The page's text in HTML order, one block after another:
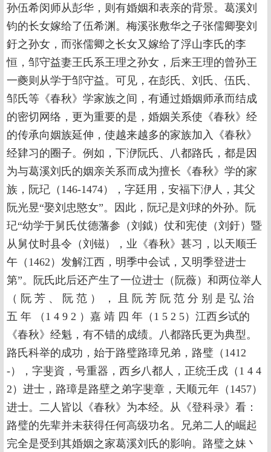
孙伍希闵师从彭华，则有婚姻和表亲的背景。葛溪刘
钧的长女嫁给了伍希渊。梅溪张敷华之子张儒卿娶刘
釪之孙女，而张儒卿之长女又嫁给了浮山李氏的李
恒，邹守益妻王氏系王理之孙女，后来王理的曾孙王
一夔则从学于邹守益。可见，在彭氏、刘氏、伍氏、
邹氏等《春秋》学家族之间，有通过婚姻师承而结成
的密切网络，更为重要的是，婚姻关系使《春秋》经
的传承向姻族延伸，使越来越多的家族加入《春秋》
经肄习的圈子。例如，下洢阮氏、八都路氏，都是因
为与葛溪刘氏的姻亲关系而成为擅长《春秋》学的家
族，阮玘（146-1474），字廷用，安福下洢人，其父
阮光昱“娶刘忠愍女”。因此，阮玘是刘球的外孙。阮
玘“幼学于舅氏仗德藩参（刘鉞）仗和宪使（刘釪）暨
从舅仗时县令（刘镃），业《春秋》甚习，以天顺壬
午（1462）发解江西，明季中会试，又明季登进士
第”。阮氏此后还产生了一位进士（阮薇）和两位举人
（ 阮 芳 、 阮 范 ） ， 且 阮 芳 阮 范 分 别 是 弘 治
五 年 （1 4 9 2 ）嘉 靖 四 年（1 5 2 5）江西乡试的
《春秋》经魁，有不错的成绩。八都路氏更为典型。
路氏科举的成功，始于路璧路璋兄弟，路璧（1412
-），字斐資，号重器，西乡八都人，正统壬戌（1 4 4
2）进士，路璋是路壁之弟字斐章，天顺元年（1457）
进士。二人皆以《春秋》为本经。从《登科录》看：
路璧的先辈并未获得任何高级功名。兄弟二人的崛起
完全是受到其婚姻之家葛溪刘氏的影响。路璧之妹丶